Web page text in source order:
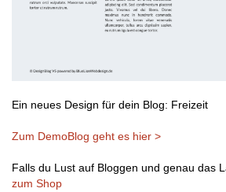
Ein neues Design für dein Blog: Freizeit
Zum DemoBlog geht es hier >
Falls du Lust auf Bloggen und genau das
zum Shop